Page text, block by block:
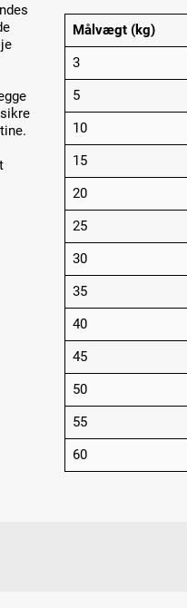
Målvægt (kg)
3
5
10
15
20
25
30
35
40
45
50
55
60